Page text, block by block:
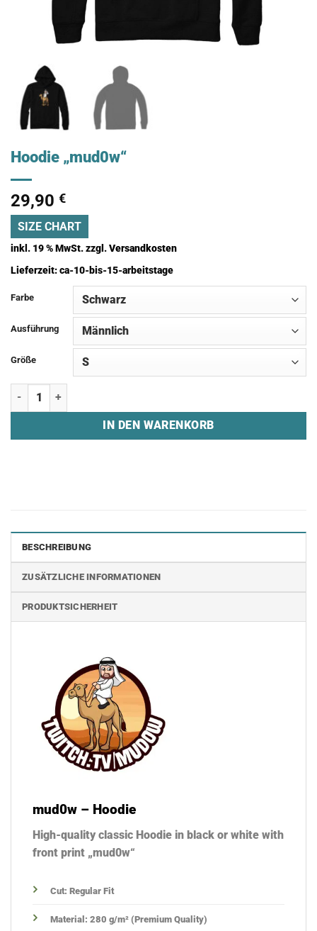
Hoodie „mud0w“
29,90 €
SIZE CHART
inkl. 19 % MwSt.zzgl.Versandkosten
Lieferzeit:ca-10-bis-15-arbeitstage
Farbe
Ausführung
Größe
Hoodie "mud0w" Menge
IN DEN WARENKORB
BESCHREIBUNG
ZUSÄTZLICHE INFORMATIONEN
PRODUKTSICHERHEIT
mud0w – Hoodie
High-quality classic Hoodie in black or white with
front print „mud0w“
Cut: Regular Fit
Material: 280 g/m² (Premium Quality)